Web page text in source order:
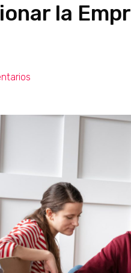
la